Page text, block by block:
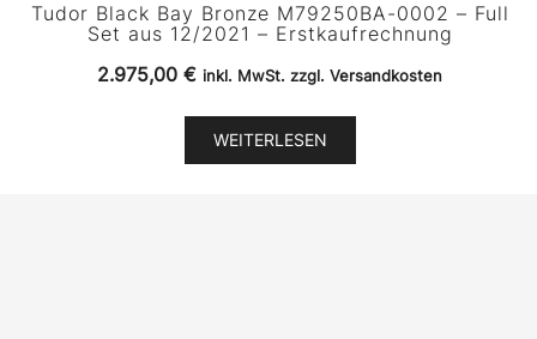
Tudor Black Bay Bronze M79250BA-0002 – Full
Set aus 12/2021 – Erstkaufrechnung
2.975,00 € inkl. MwSt. zzgl. Versandkosten
WEITERLESEN